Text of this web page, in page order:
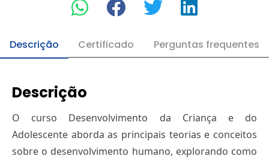
Descrição Certificado Perguntas frequentes
Descrição
O curso Desenvolvimento da Criança e do
Adolescente aborda as principais teorias e conceitos
sobre o desenvolvimento humano, explorando como